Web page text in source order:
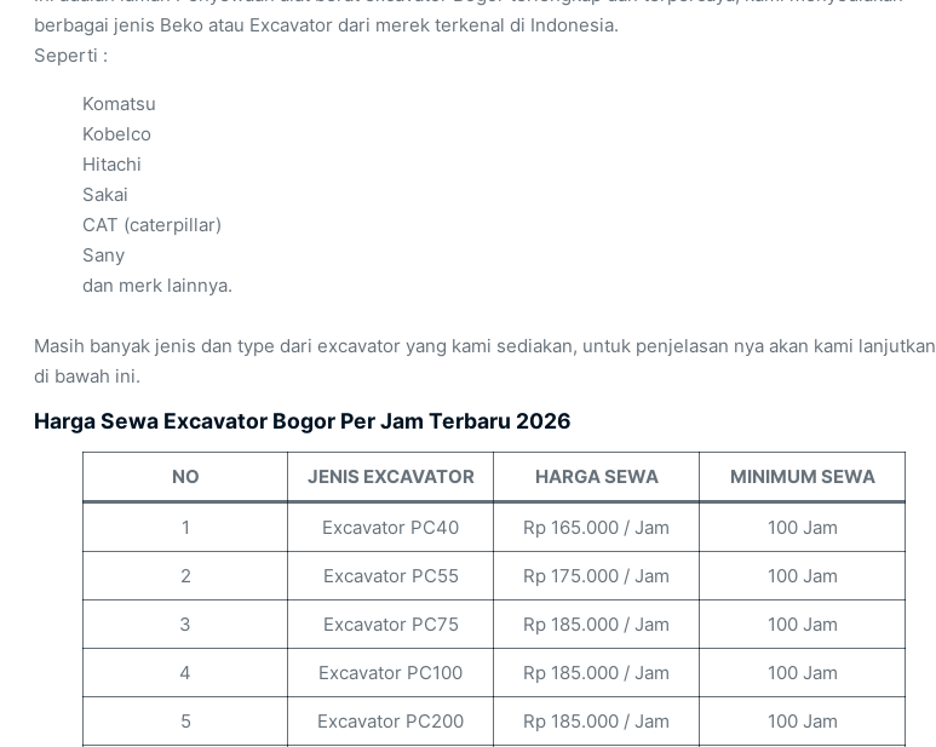
berbagai jenis Beko atau Excavator dari merek terkenal di Indonesia.
Seperti :
Komatsu
Kobelco
Hitachi
Sakai
CAT (caterpillar)
Sany
dan merk lainnya.
Masih banyak jenis dan type dari excavator yang kami sediakan, untuk penjelasan nya akan kami lanjutkan
di bawah ini.
Harga Sewa Excavator Bogor Per Jam Terbaru 2026
NO JENIS EXCAVATOR HARGA SEWA MINIMUM SEWA
1 Excavator PC40 Rp 165.000 / Jam 100 Jam
2 Excavator PC55 Rp 175.000 / Jam 100 Jam
3 Excavator PC75 Rp 185.000 / Jam 100 Jam
4 Excavator PC100 Rp 185.000 / Jam 100 Jam
5 Excavator PC200 Rp 185.000 / Jam 100 Jam